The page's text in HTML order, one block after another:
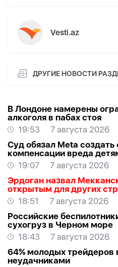
Vesti.az
ДРУГИЕ НОВОСТИ
В Лондоне намерены
алкоголя в пабах стоя
19:53
7 августа 2026
Суд обязал Meta
компенсации вреда
19:07
7 августа 2026
Эрдоган назвал
открытым для других
18:51
7 августа 2026
Российские
сухогруз в Черном море
18:43
7 августа 2026
64% молодых
неудачниками